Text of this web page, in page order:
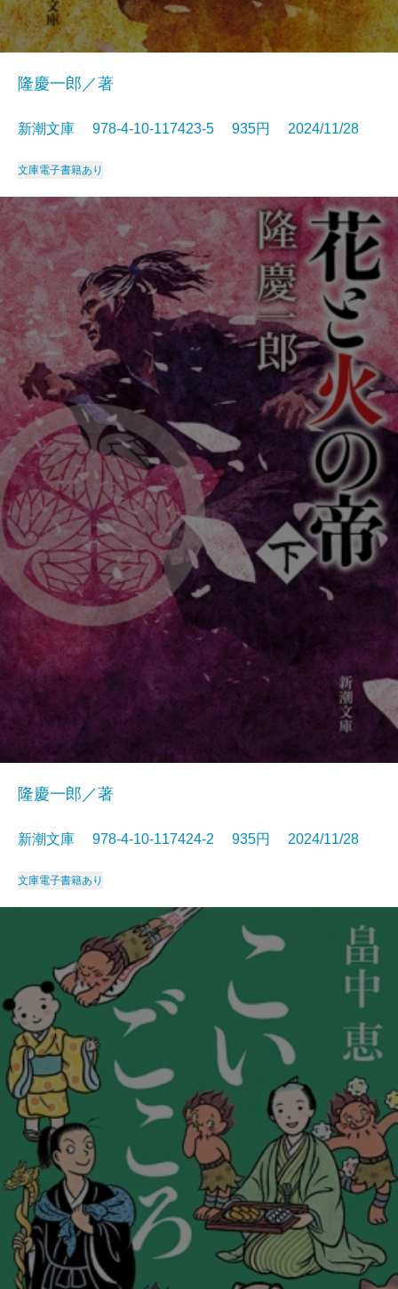
隆慶一郎／著
新潮文庫 978-4-10-117423-5 935円 2024/11/28
文庫電子書籍あり
隆慶一郎／著
新潮文庫 978-4-10-117424-2 935円 2024/11/28
文庫電子書籍あり